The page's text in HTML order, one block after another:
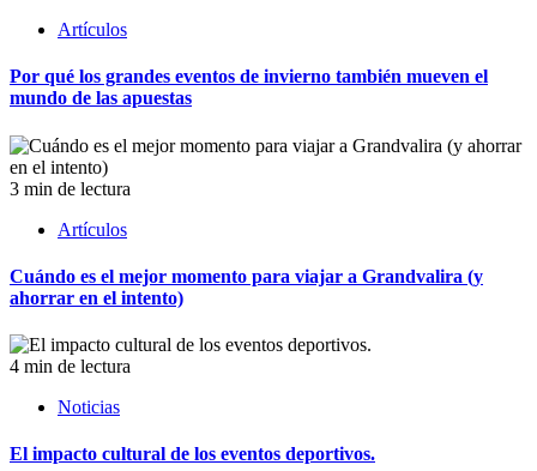
Artículos
Por qué los grandes eventos de invierno también mueven el
mundo de las apuestas
3 min de lectura
Artículos
Cuándo es el mejor momento para viajar a Grandvalira (y
ahorrar en el intento)
4 min de lectura
Noticias
El impacto cultural de los eventos deportivos.